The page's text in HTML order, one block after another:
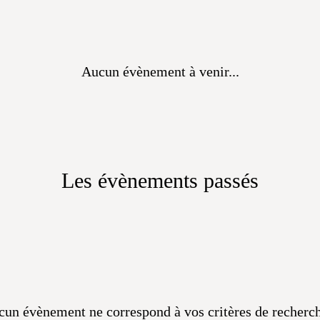
Aucun évènement à venir...
Les évènements passés
évènement ne correspond à vos critères de